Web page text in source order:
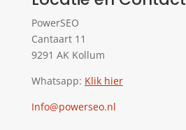
PowerSEO
Cantaart 11
9291 AK Kollum
Whatsapp: Klik hier
Info@powerseo.nl